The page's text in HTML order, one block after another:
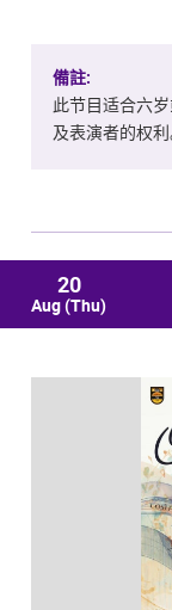
備註:
此节目适合六
及表演者的权利
20
Aug(Thu)